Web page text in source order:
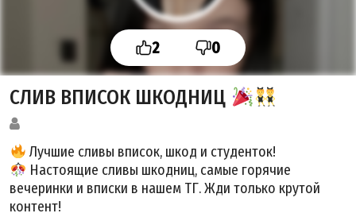
2 0
СЛИВ ВПИСОК ШКОДНИЦ
Лучшие сливы вписок, шкод и студенток!
Настоящие сливы шкодниц, самые горячие
вечеринки и вписки в нашем ТГ. Жди только крутой
контент!